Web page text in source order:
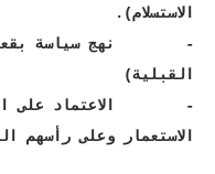
الاستسلام).
- نهج سياسة بقعة
القبلية)
- الاعتماد على
الاستعمار وعلى رأسهم